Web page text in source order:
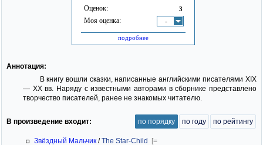
Оценок: 3
Моя оценка: -
подробнее
Аннотация:
B книгу вошли сказки, написанные английскими писателями XIX
— XX вв. Наряду с известными авторами в сборнике представлено
творчество писателей, ранее не знакомых читателю.
В произведение входит: по порядку по году по рейтингу
Звёздный Мальчик /The Star-Child [=